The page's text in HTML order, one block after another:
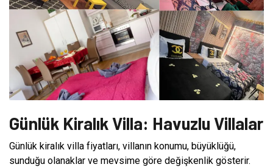
Günlük Kiralık Villa: Havuzlu Villalar
Günlük kiralık villa fiyatları, villanın konumu, büyüklüğü,
sunduğu olanaklar ve mevsime göre değişkenlik gösterir.